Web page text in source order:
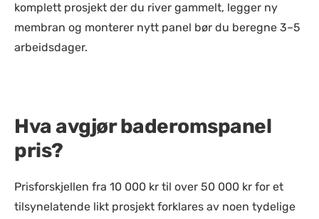
komplett prosjekt der du river gammelt, legger ny
membran og monterer nytt panel bør du beregne 3–5
arbeidsdager.
Hva avgjør baderomspanel
pris?
Prisforskjellen fra 10 000 kr til over 50 000 kr for et
tilsynelatende likt prosjekt forklares av noen tydelige